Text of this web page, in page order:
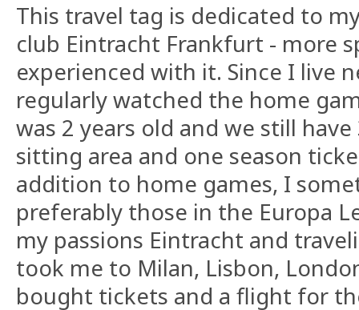
This travel tag is dedicated to
club Eintracht Frankfurt - more
experienced with it. Since I live
regularly watched the home
was 2 years old and we still
sitting area and one season
addition to home games, I
preferably those in the Europa
my passions Eintracht and
took me to Milan, Lisbon,
bought tickets and a flight for